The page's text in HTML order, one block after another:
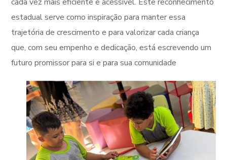
estadual serve como inspiração para manter essa
trajetória de crescimento e para valorizar cada criança
que, com seu empenho e dedicação, está escrevendo um
futuro promissor para si e para sua comunidade